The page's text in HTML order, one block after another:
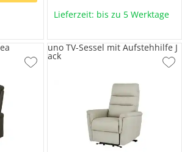
Lieferzeit: bis zu 5 Werktage
uno TV-Sessel mit Aufstehhilfe J
ack